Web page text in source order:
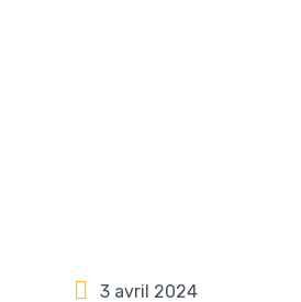
3 avril 2024